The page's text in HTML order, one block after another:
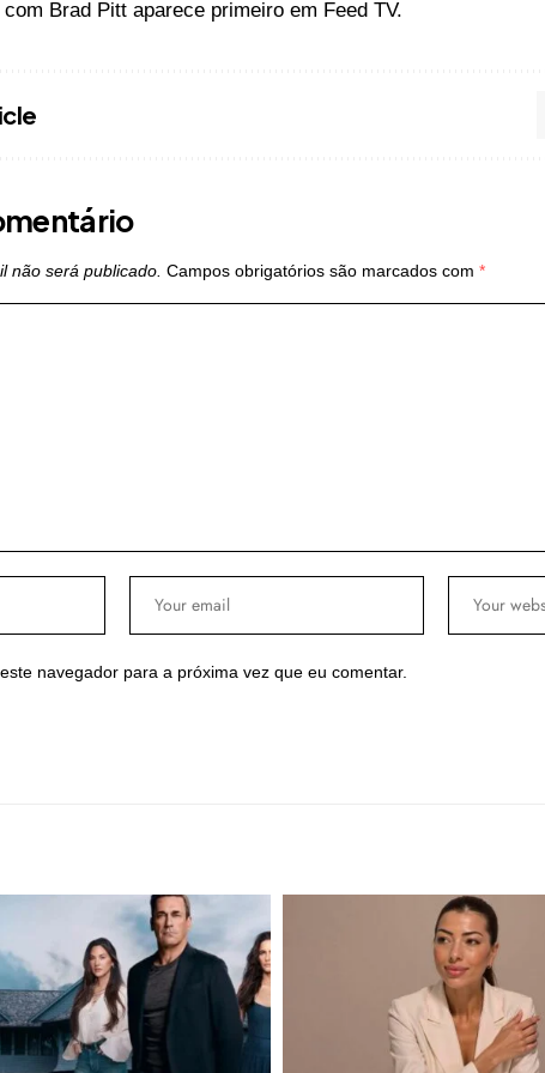
Brad Pitt aparece primeiro em Feed TV.
não será publicado. Campos obrigatórios são marcados com *
navegador para a próxima vez que eu comentar.